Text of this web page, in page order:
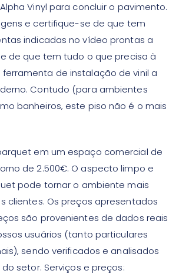
Vinyl para concluir o pavimento.
e certifique-se de que tem
indicadas no vídeo prontas a
de que tem tudo o que precisa à
de instalação de vinil a
Contudo (para ambientes
banheiros, este piso não é o mais
em um espaço comercial de
de 2.500€. O aspecto limpo e
pode tornar o ambiente mais
clientes. Os preços apresentados
são provenientes de dados reais
usuários (tanto particulares
sendo verificados e analisados
setor. Serviços e preços: